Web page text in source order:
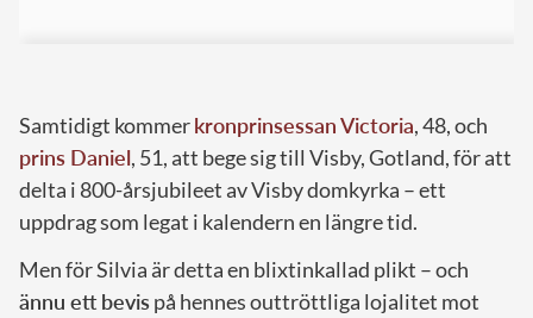
Samtidigt kommerkronprinsessan Victoria, 48, och
prins Daniel, 51, att bege sig till Visby, Gotland, för att
delta i 800-årsjubileet av Visby domkyrka – ett
uppdrag som legat i kalendern en längre tid.
Men för Silvia är detta en blixtinkallad plikt – och
ännu ett bevis på hennes outtröttliga lojalitet mot